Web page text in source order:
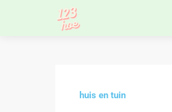
huis en tuin